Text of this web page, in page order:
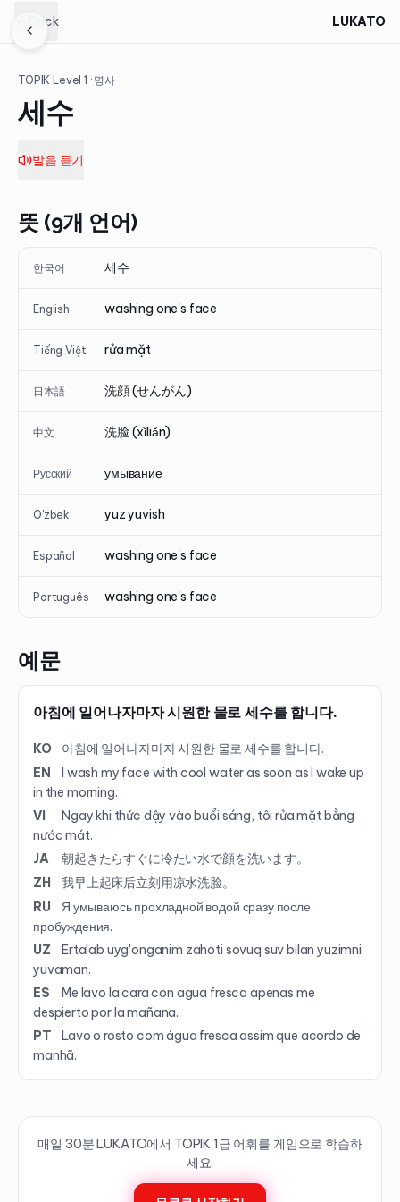
Back LUKATO
TOPIK Level1 · 명사
세수
발음 듣기
뜻 (9개 언어)
한국어 세수
English washing one's face
Tiếng Việt rửa mặt
日本語 洗顔 (せんがん)
中文 洗脸 (xǐliǎn)
Русский умывание
O'zbek yuz yuvish
Español washing one's face
Português washing one's face
예문
아침에 일어나자마자 시원한 물로 세수를 합니다.
KO
아침에 일어나자마자 시원한 물로 세수를 합니다.
EN
I wash my face with cool water as soon as I wake up
in the morning.
VI
Ngay khi thức dậy vào buổi sáng, tôi rửa mặt bằng
nước mát.
JA
朝起きたらすぐに冷たい水で顔を洗います。
ZH
我早上起床后立刻用凉水洗脸。
RU
Я умываюсь прохладной водой сразу после
пробуждения.
UZ
Ertalab uyg'onganim zahoti sovuq suv bilan yuzimni
yuvaman.
ES
Me lavo la cara con agua fresca apenas me
despierto por la mañana.
PT
Lavo o rosto com água fresca assim que acordo de
manhã.
매일 30분 LUKATO에서 TOPIK 1급 어휘를 게임으로 학습하
세요.